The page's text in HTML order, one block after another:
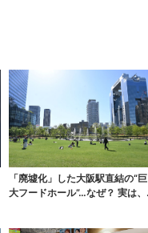
「廃墟化」した大阪駅直結の“巨
大フードホール”…なぜ？ 実は、